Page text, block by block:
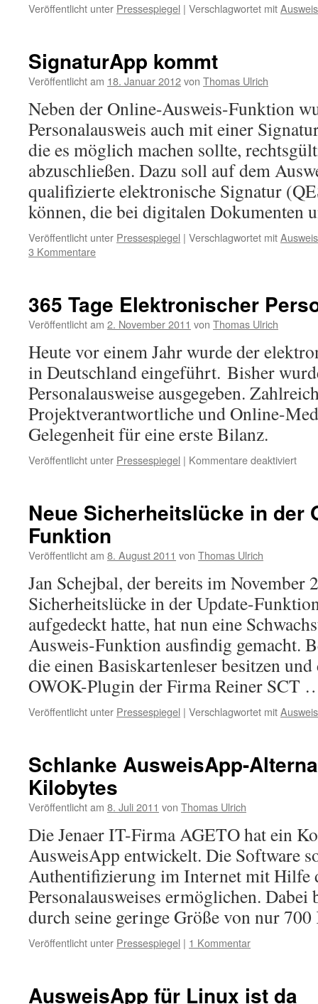
Veröffentlicht unter Pressespiegel | Verschlagwortet mit
SignaturApp kommt
Veröffentlicht am 18. Januar 2012von Thomas Ulrich
Neben der Online-Ausweis-Funktion
Personalausweis auch mit einer
die es möglich machen sollte,
abzuschließen. Dazu soll auf dem
qualifizierte elektronische Signatur
können, die bei digitalen
Veröffentlicht unter Pressespiegel | Verschlagwortet mit
3 Kommentare
365 Tage Elektronischer
Veröffentlicht am 2. November 2011 von Thomas Ulrich
Heute vor einem Jahr wurde der
in Deutschland eingeführt. Bisher
Personalausweise ausgegeben.
Projektverantwortliche und Online-
Gelegenheit für eine erste Bilanz.
Veröffentlicht unter Pressespiegel | Kommentare deaktiviertfür
Neue Sicherheitslücke in der
Funktion
Veröffentlicht am 8. August 2011 von Thomas Ulrich
Jan Schejbal, der bereits im November
Sicherheitslücke in der Update-
aufgedeckt hatte, hat nun eine
Ausweis-Funktion ausfindig gemacht.
die einen Basiskartenleser besitzen und
OWOK-Plugin der Firma Reiner SCT
Veröffentlicht unter Pressespiegel | Verschlagwortet mit
Schlanke AusweisApp-
Kilobytes
Veröffentlicht am 8. Juli 2011 von Thomas Ulrich
Die Jenaer IT-Firma AGETO hat ein
AusweisApp entwickelt. Die Software
Authentifizierung im Internet mit Hilfe
Personalausweises ermöglichen. Dabei
durch seine geringe Größe von nur
Veröffentlicht unter Pressespiegel | 1 Kommentar
AusweisApp für Linux ist da